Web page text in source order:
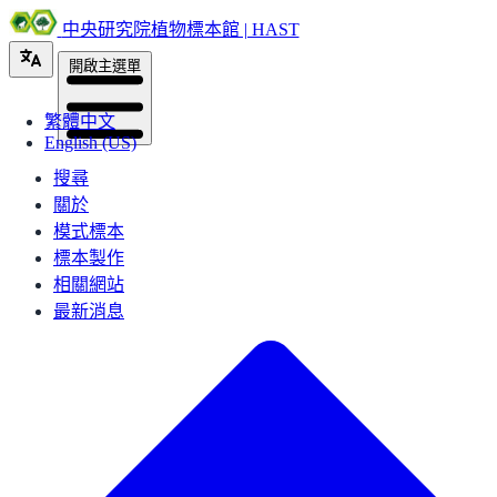
中央研究院植物標本館 | HAST
繁體中文
English (US)
開啟主選單
搜尋
關於
模式標本
標本製作
相關網站
最新消息